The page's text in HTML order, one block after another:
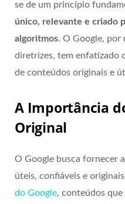
se de um princípio
único, relevante e criado
algoritmos. O Google, por
diretrizes, tem enfatizado
de conteúdos originais e
A Importância
Original
O Google busca fornecer
úteis, confiáveis e
do Google, conteúdos